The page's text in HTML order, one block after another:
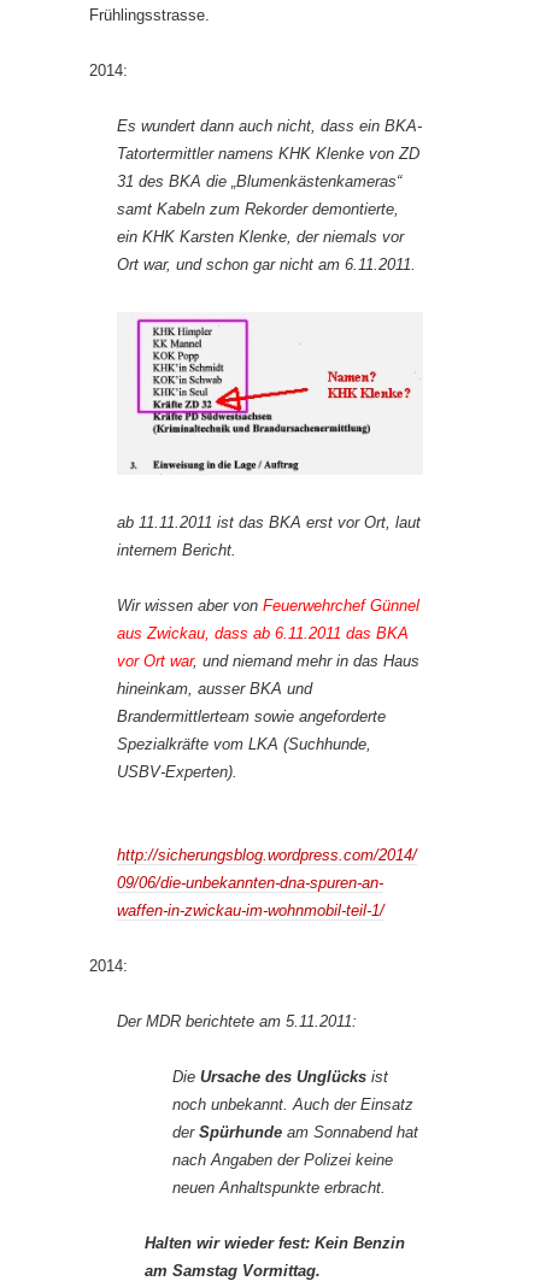
Frühlingsstrasse.
2014:
Es wundert dann auch nicht, dass ein BKA-
Tatortermittler namens KHK Klenke von ZD
31 des BKA die „Blumenkästenkameras“
samt Kabeln zum Rekorder demontierte,
ein KHK Karsten Klenke, der niemals vor
Ort war, und schon gar nicht am 6.11.2011.
ab 11.11.2011 ist das BKA erst vor Ort, laut
internem Bericht.
Wir wissen aber von Feuerwehrchef Günnel
aus Zwickau, dass ab 6.11.2011 das BKA
vor Ort war, und niemand mehr in das Haus
hineinkam, ausser BKA und
Brandermittlerteam sowie angeforderte
Spezialkräfte vom LKA (Suchhunde,
USBV-Experten).
http://sicherungsblog.wordpress.com/2014/
09/06/die-unbekannten-dna-spuren-an-
waffen-in-zwickau-im-wohnmobil-teil-1/
2014:
Der MDR berichtete am 5.11.2011:
Die Ursache des Unglücks ist
noch unbekannt. Auch der Einsatz
der Spürhunde am Sonnabend hat
nach Angaben der Polizei keine
neuen Anhaltspunkte erbracht.
Halten wir wieder fest: Kein Benzin
am Samstag Vormittag.